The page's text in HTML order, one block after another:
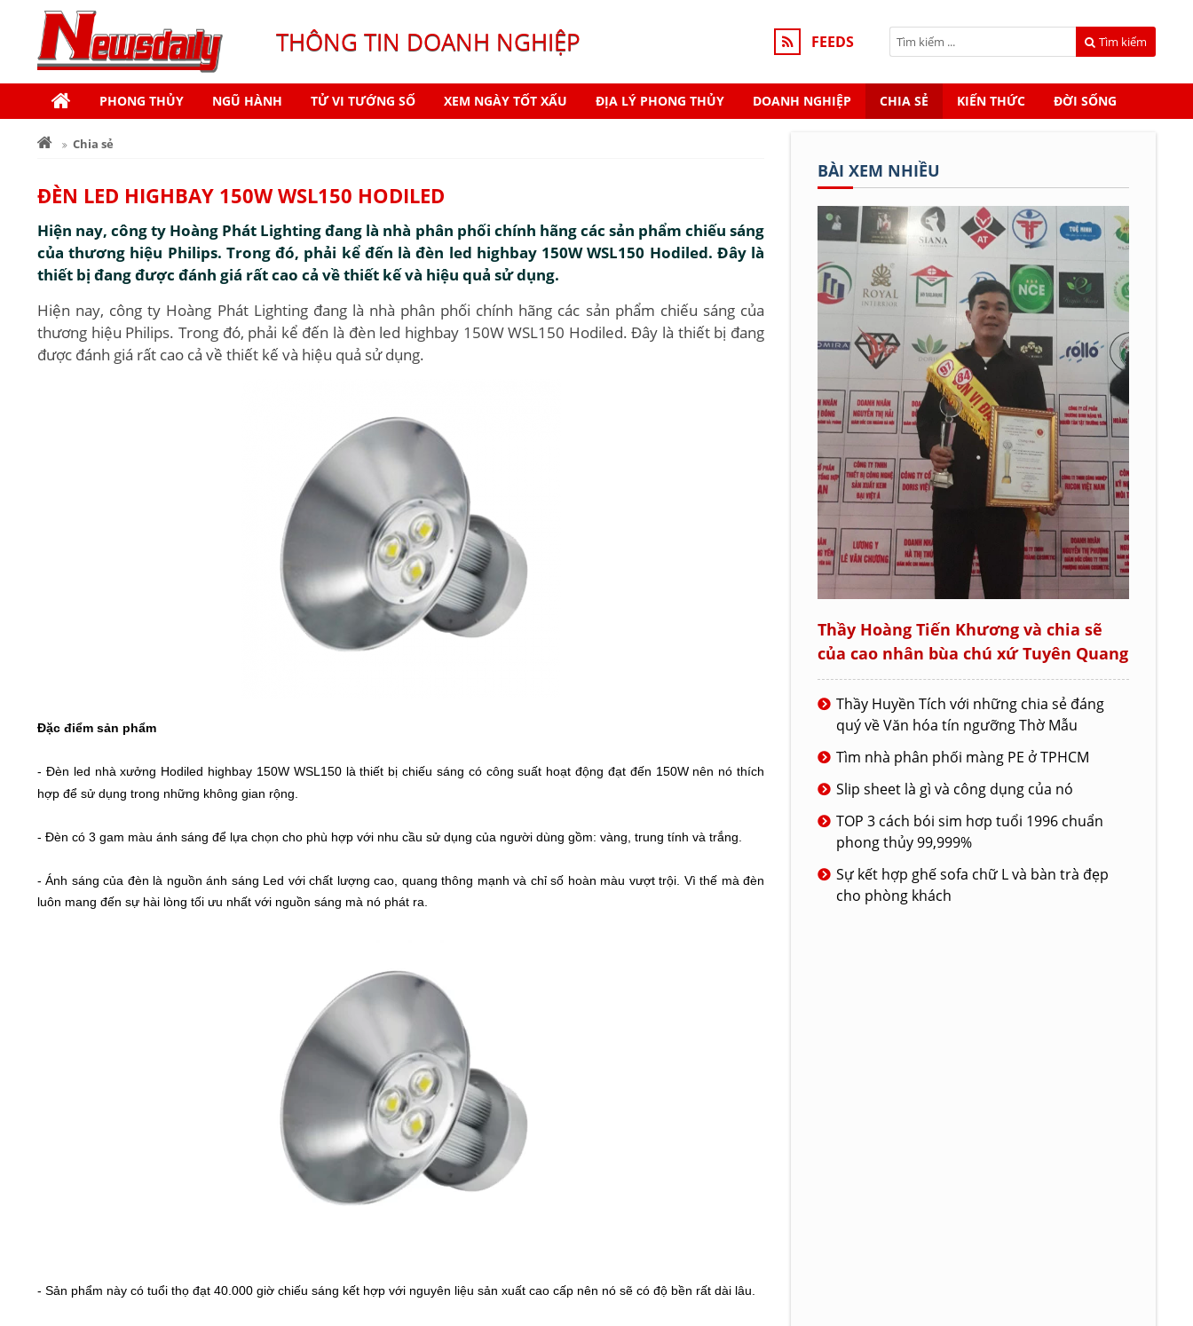
THÔNG TIN DOANH NGHIỆP FEEDS Tìm kiếm
PHONG THỦY NGŨ HÀNH TỬ VI TƯỚNG SỐ XEM NGÀY TỐT XẤU ĐỊA LÝ PHONG THỦY DOANH NGHIỆP CHIA SẺ KIẾN THỨC ĐỜI SỐNG
Chia sẻ
ĐÈN LED HIGHBAY 150W WSL150 HODILED
Hiện nay, công ty Hoàng Phát Lighting đang là nhà phân phối chính hãng các sản phẩm chiếu sáng
của thương hiệu Philips. Trong đó, phải kể đến là đèn led highbay 150W WSL150 Hodiled. Đây là
thiết bị đang được đánh giá rất cao cả về thiết kế và hiệu quả sử dụng.
Hiện nay, công ty Hoàng Phát Lighting đang là nhà phân phối chính hãng các sản phẩm chiếu sáng của
thương hiệu Philips. Trong đó, phải kể đến là đèn led highbay 150W WSL150 Hodiled. Đây là thiết bị đang
được đánh giá rất cao cả về thiết kế và hiệu quả sử dụng.
Đặc điểm sản phẩm
- Đèn led nhà xưởng Hodiled highbay 150W WSL150 là thiết bị chiếu sáng có công suất hoạt động đạt đến 150W nên nó thích
hợp để sử dụng trong những không gian rộng.
- Đèn có 3 gam màu ánh sáng để lựa chọn cho phù hợp với nhu cầu sử dụng của người dùng gồm: vàng, trung tính và trắng.
- Ánh sáng của đèn là nguồn ánh sáng Led với chất lượng cao, quang thông mạnh và chỉ số hoàn màu vượt trội. Vì thế mà đèn
luôn mang đến sự hài lòng tối ưu nhất với nguồn sáng mà nó phát ra.
- Sản phẩm này có tuổi thọ đạt 40.000 giờ chiếu sáng kết hợp với nguyên liệu sản xuất cao cấp nên nó sẽ có độ bền rất dài lâu.
BÀI XEM NHIỀU
Thầy Hoàng Tiến Khương và chia sẽ
của cao nhân bùa chú xứ Tuyên Quang
Thầy Huyền Tích với những chia sẻ đáng
quý về Văn hóa tín ngưỡng Thờ Mẫu
Tìm nhà phân phối màng PE ở TPHCM
Slip sheet là gì và công dụng của nó
TOP 3 cách bói sim hơp tuổi 1996 chuẩn
phong thủy 99,999%
Sự kết hợp ghế sofa chữ L và bàn trà đẹp
cho phòng khách